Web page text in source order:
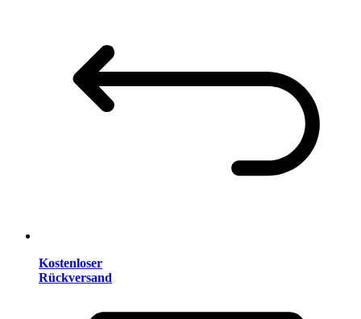
Kostenloser
Rückversand